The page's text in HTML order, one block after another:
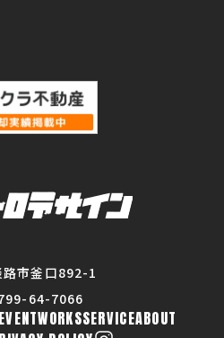
路市釜口892-1
64-7066
EVENTWORKSSERVICEABOUT